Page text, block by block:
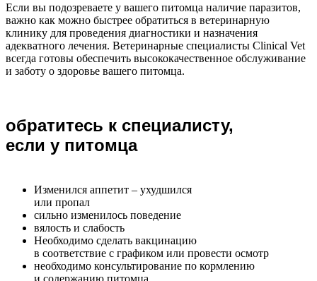
Если вы подозреваете у вашего питомца наличие паразитов,
важно как можно быстрее обратиться в ветеринарную
клинику для проведения диагностики и назначения
адекватного лечения. Ветеринарные специалисты Clinical Vet
всегда готовы обеспечить высококачественное обслуживание
и заботу о здоровье вашего питомца.
обратитесь к специалисту,
если у питомца
Изменился аппетит – ухудшился
или пропал
сильно изменилось поведение
вялость и слабость
Необходимо сделать вакцинацию
в соответствие с графиком или провести осмотр
необходимо консультирование по кормлению
и содержанию питомца